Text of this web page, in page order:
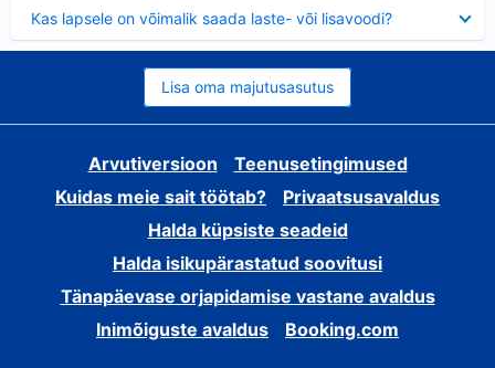
Kas lapsele on võimalik saada laste- või lisavoodi?
Lisa oma majutusasutus
Arvutiversioon
Teenusetingimused
Kuidas meie sait töötab?
Privaatsusavaldus
Halda küpsiste seadeid
Halda isikupärastatud soovitusi
Tänapäevase orjapidamise vastane avaldus
Inimõiguste avaldus
Booking.com